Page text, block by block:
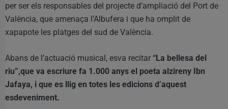
per ser els responsables del projecte d’ampliació del Port de
València, que amenaça l’Albufera i que ha omplit de
xapapote les platges del sud de València.
Abans de l’actuació musical, esva recitar “La bellesa del
riu”,que va escriure fa 1.000 anys el poeta alzireny Ibn
Jafaya, i que es llig en totes les edicions d’aquest
esdeveniment.